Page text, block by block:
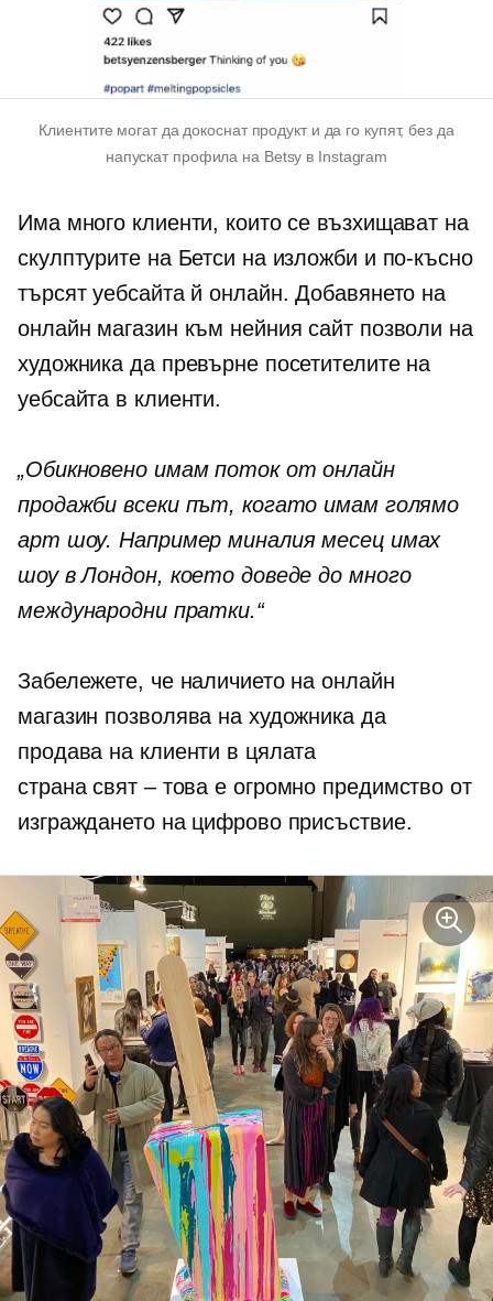
Клиентите могат да докоснат продукт и да го купят, без да
напускат профила на Betsy в Instagram
Има много клиенти, които се възхищават на
скулптурите на Бетси на изложби и по-късно
търсят уебсайта й онлайн. Добавянето на
онлайн магазин към нейния сайт позволи на
художника да превърне посетителите на
уебсайта в клиенти.
„Обикновено имам поток от онлайн
продажби всеки път, когато имам голямо
арт шоу. Например миналия месец имах
шоу в Лондон, което доведе до много
международни пратки.“
Забележете, че наличието на онлайн
магазин позволява на художника да
продава на клиенти в цялата
странасвят – това е огромно предимство от
изграждането на цифрово присъствие.